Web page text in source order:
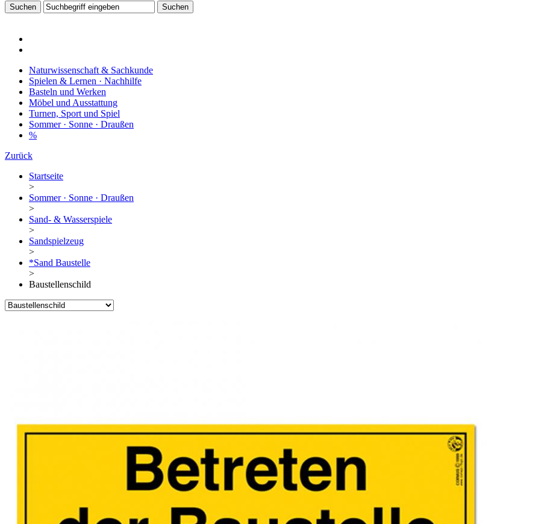
Naturwissenschaft & Sachkunde
Spielen & Lernen · Nachhilfe
Basteln und Werken
Möbel und Ausstattung
Turnen, Sport und Spiel
Sommer · Sonne · Draußen
%
Zurück
Startseite
>
Sommer · Sonne · Draußen
>
Sand- & Wasserspiele
>
Sandspielzeug
>
*Sand Baustelle
>
Baustellenschild